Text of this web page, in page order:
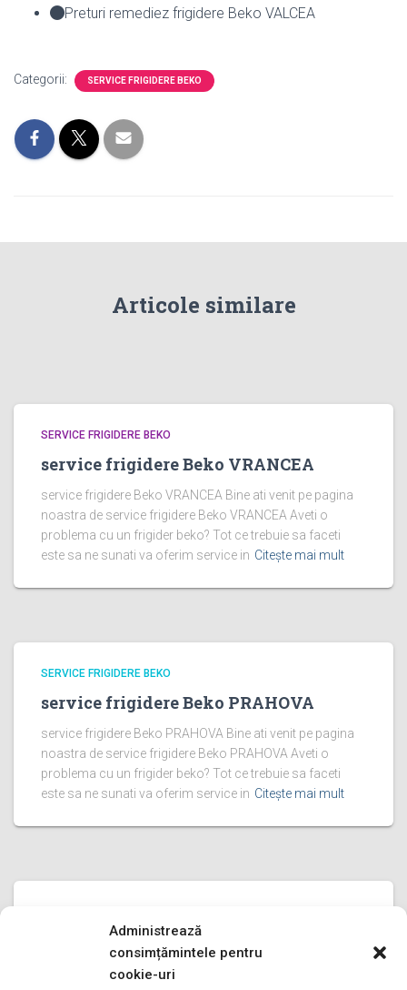
Administrează
consimțămintele pentru
cookie-uri
Preturi remediez frigidere Beko VALCEA
Categorii: SERVICE FRIGIDERE BEKO
Articole similare
SERVICE FRIGIDERE BEKO
service frigidere Beko VRANCEA
service frigidere Beko VRANCEA Bine ati venit pe pagina
noastra de service frigidere Beko VRANCEA Aveti o
problema cu un frigider beko? Tot ce trebuie sa faceti
este sa ne sunati va oferim service in Citește mai mult
SERVICE FRIGIDERE BEKO
service frigidere Beko PRAHOVA
service frigidere Beko PRAHOVA Bine ati venit pe pagina
noastra de service frigidere Beko PRAHOVA Aveti o
problema cu un frigider beko? Tot ce trebuie sa faceti
este sa ne sunati va oferim service in Citește mai mult
service frigidere Beko ILFOV
service frigidere Beko ILFOV Bine ati venit pe pagina